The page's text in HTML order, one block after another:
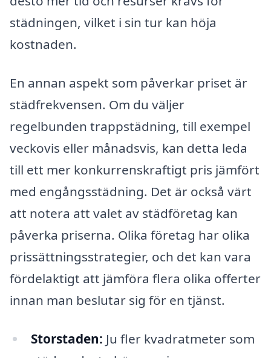
städningen, vilket i sin tur kan höja
kostnaden.
En annan aspekt som påverkar priset är
städfrekvensen. Om du väljer
regelbunden trappstädning, till exempel
veckovis eller månadsvis, kan detta leda
till ett mer konkurrenskraftigt pris jämfört
med engångsstädning. Det är också värt
att notera att valet av städföretag kan
påverka priserna. Olika företag har olika
prissättningsstrategier, och det kan vara
fördelaktigt att jämföra flera olika offerter
innan man beslutar sig för en tjänst.
Storstaden: Ju fler kvadratmeter som